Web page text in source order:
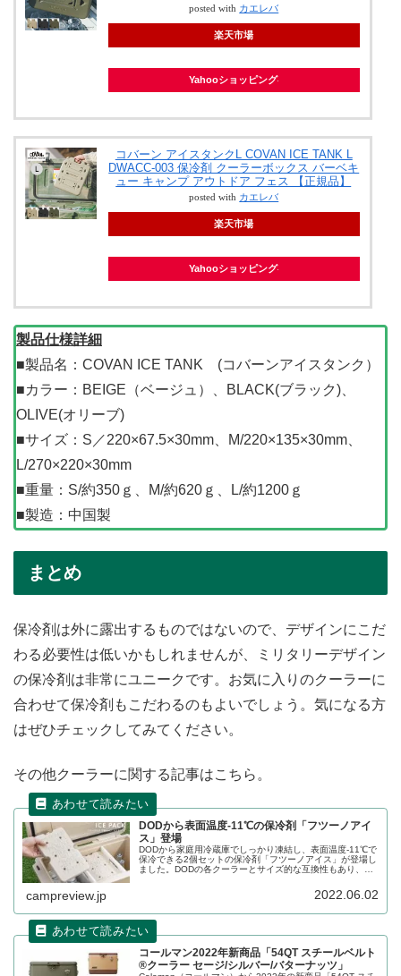
posted with カエレバ
楽天市場
Yahooショッピング
コバーン アイスタンクL COVAN ICE TANK L
DWACC-003 保冷剤 クーラーボックス バーベキ
ュー キャンプ アウトドア フェス 【正規品】
posted with カエレバ
楽天市場
Yahooショッピング
製品仕様詳細
■製品名：COVAN ICE TANK (コバーンアイスタンク）
■カラー：BEIGE（ベージュ）、BLACK(ブラック)、
OLIVE(オリーブ)
■サイズ：S／220×67.5×30mm、M/220×135×30mm、
L/270×220×30mm
■重量：S/約350ｇ、M/約620ｇ、L/約1200ｇ
■製造：中国製
まとめ
保冷剤は外に露出するものではないので、デザインにこだ
わる必要性は低いかもしれませんが、ミリタリーデザイン
の保冷剤は非常にユニークです。お気に入りのクーラーに
合わせて保冷剤もこだわるのもよいでしょう。気になる方
はぜひチェックしてみてください。
その他クーラーに関する記事はこちら。
DODから表面温度-11℃の保冷剤「フツーノアイ
ス」登場
DODから家庭用冷蔵庫でしっかり凍結し、表面温度-11℃で
保冷できる2個セットの保冷剤「フツーノアイス」が登場し
ました。DODの各クーラーとサイズ的な互換性もあり、使
campreview.jp 2022.06.02
コールマン2022年新商品「54QT スチールベルト
®クーラー セージ/シルバー/バターナッツ」